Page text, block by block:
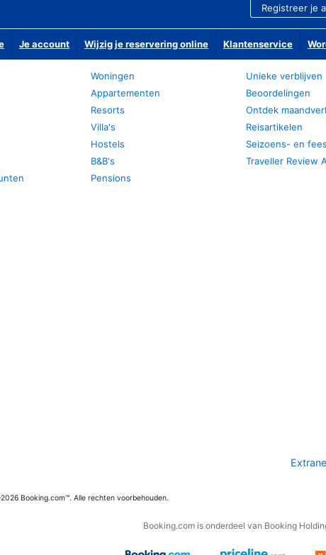
Registreer je
Je account Wijzig je reservering online Klantenservice
Woningen
Appartementen
Resorts
Villa's
Hostels
B&B's
Pensions
Unieke verblijven
Beoordelingen
Ontdek
Reisartikelen
Seizoens- en
Traveller Review
Booking.com™. Alle rechten voorbehouden.
Booking.com is onderdeel van Booking